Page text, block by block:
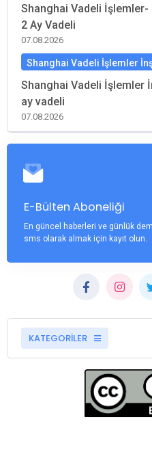
Shanghai Vadeli
2 Ay Vadeli
07.08.2026
Shanghai Vadeli İşlemler
Shanghai Vadeli İşlemler
ay vadeli
07.08.2026
E-Bülten Aboneliği
En güncel haberleri ve günlük
sms olarak almak için kayıt olun.
KATEGORİLER